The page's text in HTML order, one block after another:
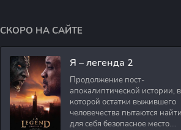
СКОРО НА САЙТЕ
Я – легенда 2
Продолжение пост-
апокалиптической истории, в
которой остатки выжившего
человечества пытаются найти
для себя безопасное место.